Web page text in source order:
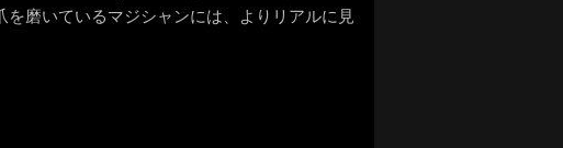
磨いているマジシャンには、よりリアルに見